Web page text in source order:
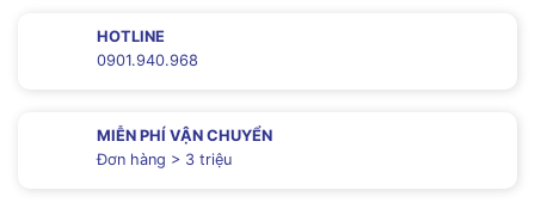
HOTLINE
0901.940.968
MIỄN PHÍ VẬN CHUYỂN
Đơn hàng > 3 triệu